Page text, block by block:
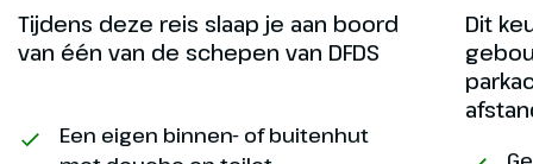
Tijdens deze reis slaap je aan boord
van één van de schepen van DFDS
Een eigen binnen- of buitenhut
Dit